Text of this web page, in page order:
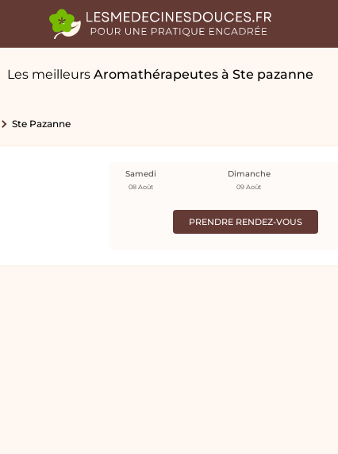
Les meilleurs Aromathérapeutes à Ste pazanne
Ste Pazanne
PRENDRE RENDEZ-VOUS
Samedi
08 Août
Dimanche
09 Août